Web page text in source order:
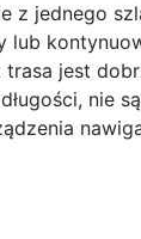
z jednego
lub
trasa jest
nie